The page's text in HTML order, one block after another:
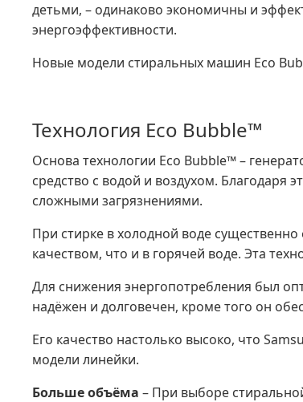
детьми, – одинаково экономичны и
энергоэффективности.
Новые модели стиральных машин Eco
Технология Eco Bubble™
Основа технологии Eco Bubble™ –
средство с водой и воздухом.
сложными загрязнениями.
При стирке в холодной воде
качеством, что и в горячей воде. Эта
Для снижения энергопотребления был
надёжен и долговечен, кроме того он
Его качество настолько высоко, что
модели линейки.
Больше объёма – При выборе